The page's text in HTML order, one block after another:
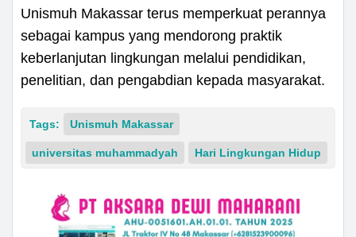
Unismuh Makassar terus memperkuat perannya
sebagai kampus yang mendorong praktik
keberlanjutan lingkungan melalui pendidikan,
penelitian, dan pengabdian kepada masyarakat.
Tags: Unismuh Makassar
universitas muhammadyah Hari Lingkungan Hidup